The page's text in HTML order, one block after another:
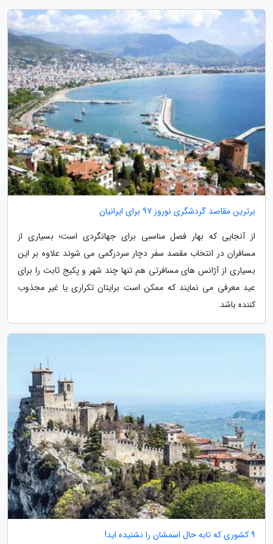
برترین مقاصد گردشگری نوروز 97 برای ایرانیان
از آنجایی که بهار فصل مناسبی برای جهانگردی است؛ بسیاری از
مسافران در انتخاب مقصد سفر دچار سردرگمی می شوند علاوه بر این
بسیاری از آژانس های مسافرتی هم تنها چند شهر و پکیج ثابت را برای
عید معرفی می نمایند که ممکن است برایتان تکراری یا غیر مجذوب
کننده باشد.
9 کشوری که تابه حال اسمشان را نشنیده اید!